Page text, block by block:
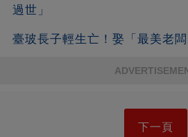
過世」
臺玻長子輕生亡！娶「最美老
下一頁